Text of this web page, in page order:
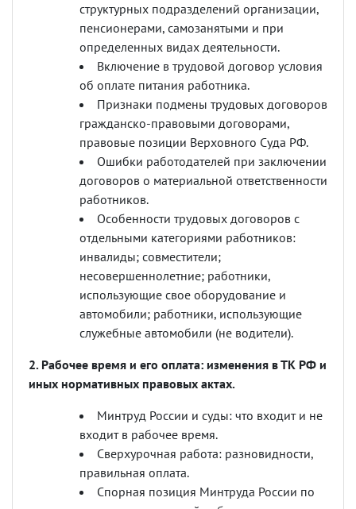
структурных подразделений организации,
пенсионерами, самозанятыми и при
определенных видах деятельности.
Включение в трудовой договор условия
об оплате питания работника.
Признаки подмены трудовых договоров
гражданско-правовыми договорами,
правовые позиции Верховного Суда РФ.
Ошибки работодателей при заключении
договоров о материальной ответственности
работников.
Особенности трудовых договоров с
отдельными категориями работников:
инвалиды; совместители;
несовершеннолетние; работники,
использующие свое оборудование и
автомобили; работники, использующие
служебные автомобили (не водители).
2. Рабочее время и его оплата: изменения в ТК РФ и
иных нормативных правовых актах.
Минтруд России и суды: что входит и не
входит в рабочее время.
Сверхурочная работа: разновидности,
правильная оплата.
Спорная позиция Минтруда России по